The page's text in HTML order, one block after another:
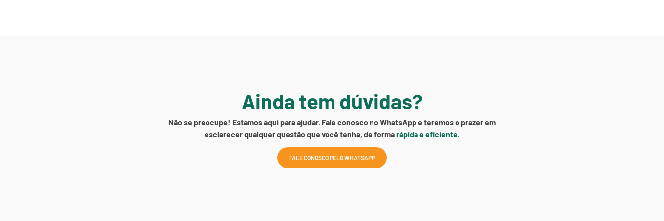
Ainda tem dúvidas?
Não se preocupe! Estamos aqui para ajudar. Fale conosco no WhatsApp e teremos o prazer em
esclarecer qualquer questão que você tenha, de formarápida e eficiente.
FALE CONOSCO PELO WHATSAPP